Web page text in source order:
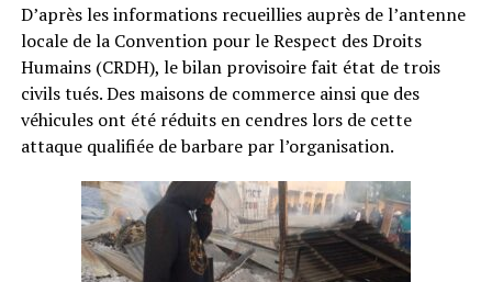
D’après les informations recueillies auprès de l’antenne
locale de la Convention pour le Respect des Droits
Humains (CRDH), le bilan provisoire fait état de trois
civils tués. Des maisons de commerce ainsi que des
véhicules ont été réduits en cendres lors de cette
attaque qualifiée de barbare par l’organisation.